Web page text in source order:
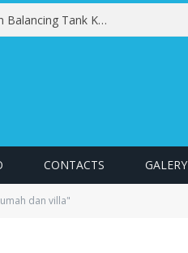
Kesalahan yang Harus Dihindari Saat Perawatan Balancing Tank Kolam Renang
CONTACTS GALERY
dan villa"